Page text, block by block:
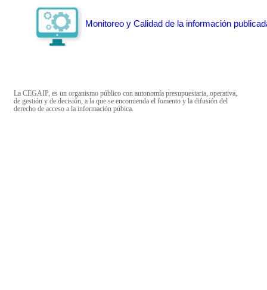
Monitoreo y Calidad de la información
La CEGAIP, es un organismo público con autonomía presupuestaria, operativa,
de gestión y de decisión, a la que se encomienda el fomento y la difusión del
derecho de acceso a la información púbica.